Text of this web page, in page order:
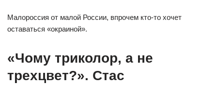
Малороссия от малой России, впрочем кто-то хочет
оставаться «окраиной».
«Чому триколор, а не
трехцвет?». Стас